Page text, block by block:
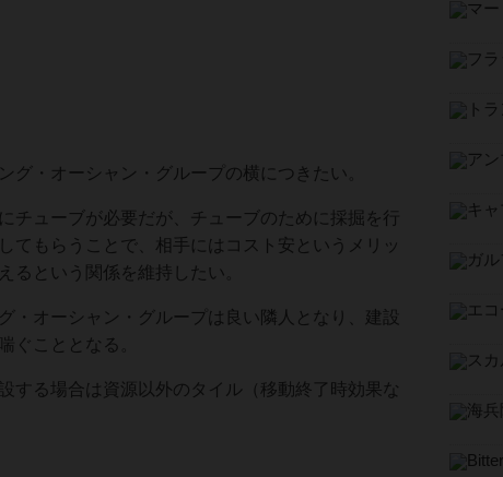
グ・オーシャン・グループの横につきたい。
チューブが必要だが、チューブのために採掘を行
てもらうことで、相手にはコスト安というメリッ
るという関係を維持したい。
・オーシャン・グループは良い隣人となり、建設
ぐこととなる。
する場合は資源以外のタイル（移動終了時効果な